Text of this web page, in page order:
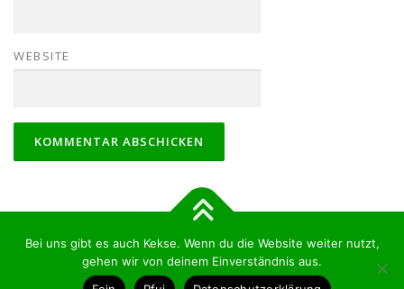
WEBSITE
Copyright © 2026 Hundezeit-Lüneburg–OnePressTheme von
FameThemes
Bei uns gibt es auch Kekse. Wenn du die Website weiter nutzt,
gehen wir von deinem Einverständnis aus.